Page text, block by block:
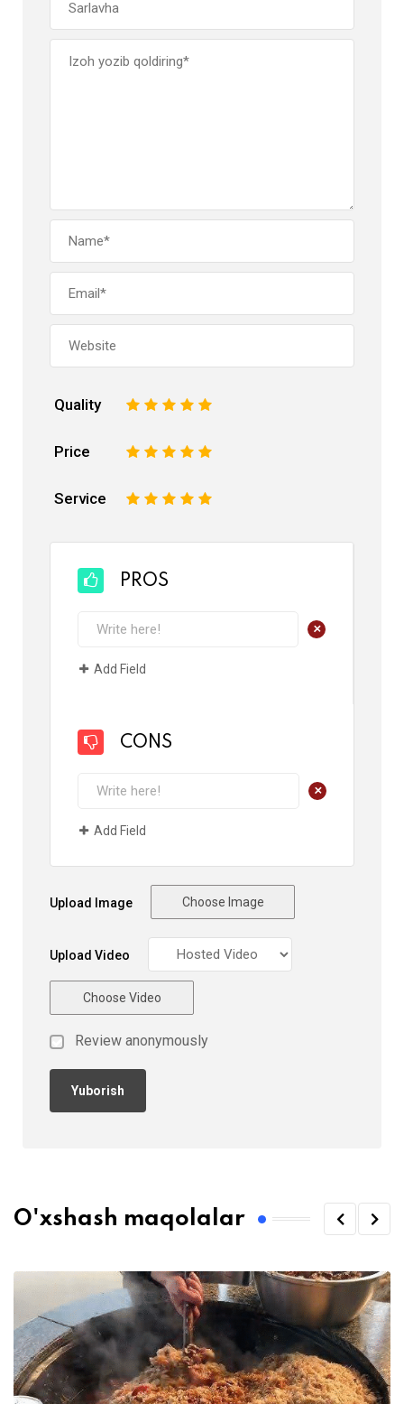
Quality 5
4
3
2
Price 5
4
3
2
Service 5
4
3
2
PROS
+
Add Field
CONS
+
Add Field
Upload Image Choose Image
Upload Video
Choose Video
Review anonymously
O'xshash maqolalar